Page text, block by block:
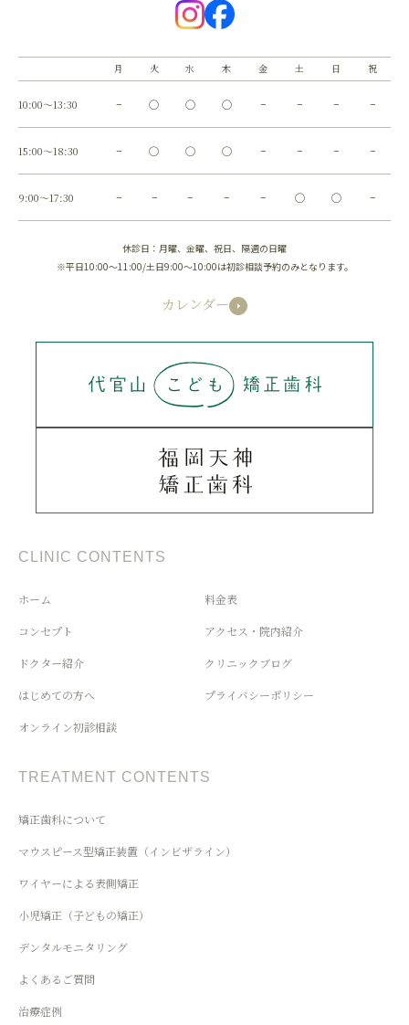
月 火 水 木 金 土 日 祝
10:00～13:30 − ◯ ◯ ◯ − − − −
15:00～18:30 − ◯ ◯ ◯ − − − −
9:00～17:30 − − − − − ◯ ◯ −
休診日：月曜、金曜、祝日、隔週の日曜
※平日10:00～11:00/土日9:00～10:00は初診相談予約のみとなります。
カレンダー
CLINIC CONTENTS
ホーム
コンセプト
ドクター紹介
はじめての方へ
オンライン初診相談
料金表
アクセス・院内紹介
クリニックブログ
プライバシーポリシー
TREATMENT CONTENTS
矯正歯科について
マウスピース型矯正装置（インビザライン）
ワイヤーによる表側矯正
小児矯正（子どもの矯正）
デンタルモニタリング
よくあるご質問
治療症例